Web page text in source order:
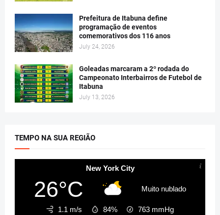
Prefeitura de Itabuna define
programação de eventos
comemorativos dos 116 anos
July 24, 2026
Goleadas marcaram a 2º rodada do
Campeonato Interbairros de Futebol de
Itabuna
July 13, 2026
TEMPO NA SUA REGIÃO
New York City
26°C Muito nublado
1.1 m/s 84% 763 mmHg